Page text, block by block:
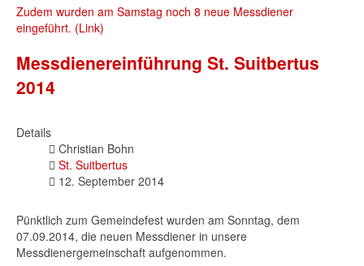
Zudem wurden am Samstag noch 8 neue Messdiener
eingeführt. (Link)
Messdienereinführung St. Suitbertus
2014
Details
Christian Bohn
St. Suitbertus
12. September 2014
Pünktlich zum Gemeindefest wurden am Sonntag, dem
07.09.2014, die neuen Messdiener in unsere
Messdienergemeinschaft aufgenommen.